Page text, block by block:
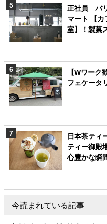
正社員 バ
マート 【カ
室】！製菓
【Wワーク
フェケータ
日本茶ティ
ティー御殿
心豊かな瞬
今読まれている記事